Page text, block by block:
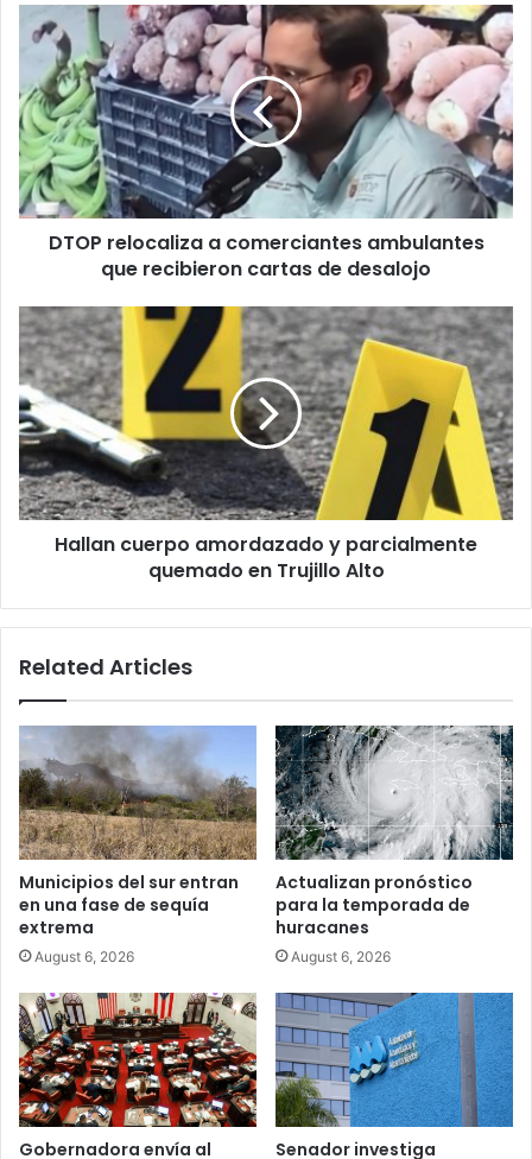
DTOP
relocaliza
comerciantes
ambulantes
que
recibieron
cartas
de
desalojo
DTOP relocaliza a comerciantes ambulantes
que recibieron cartas de desalojo
Hallan
cuerpo
amordazado
y
parcialmente
quemado
en
Trujillo
Alto
Hallan cuerpo amordazado y parcialmente
quemado en Trujillo Alto
Related Articles
Municipios del sur entran
en una fase de sequía
extrema
August 6, 2026
Actualizan pronóstico
para la temporada de
huracanes
August 6, 2026
Gobernadora envía al
Senador investiga